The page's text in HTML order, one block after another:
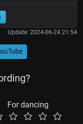
Update: 2024-06-24 21:54
For dancing